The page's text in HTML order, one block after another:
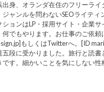
出身、オランダ在住のフリーライ
ジャンルを問わないSEOライティ
ションはLP・採用サイト・企業
何でもやります。お仕事のご依頼
もしくはTwitterへ。[ID
五段に受かりました。旅行と読
です。細かいことを気にしない性